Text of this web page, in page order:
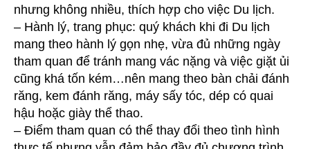
nhưng không nhiều, thích hợp cho việc Du lịch.
– Hành lý, trang phục: quý khách khi đi Du lịch
mang theo hành lý gọn nhẹ, vừa đủ những ngày
tham quan để tránh mang vác nặng và việc giặt ủi
cũng khá tốn kém…nên mang theo bàn chải đánh
răng, kem đánh răng, máy sấy tóc, dép có quai
hậu hoặc giày thể thao.
– Điểm tham quan có thể thay đổi theo tình hình